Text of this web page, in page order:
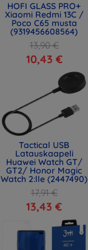
HOFI GLASS PRO+
Xiaomi Redmi 13C /
Poco C65 musta
(9319456608564)
13,90 €
10,43 €
Tactical USB
Latauskaapeli
Huawei Watch GT/
GT2/ Honor Magic
Watch 2:lle (2447490)
17,91 €
13,43 €